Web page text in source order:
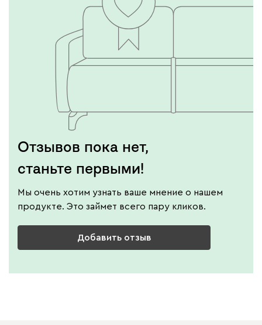
Отзывов пока нет,
станьте первыми!
Мы очень хотим узнать ваше мнение о нашем
продукте. Это займет всего пару кликов.
Добавить отзыв